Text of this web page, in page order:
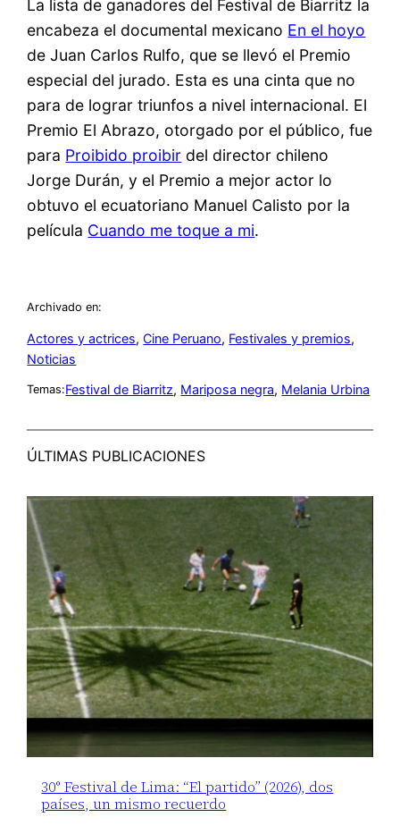
La lista de ganadores del Festival de Biarritz la
encabeza el documental mexicano En el hoyo
de Juan Carlos Rulfo, que se llevó el Premio
especial del jurado. Esta es una cinta que no
para de lograr triunfos a nivel internacional. El
Premio El Abrazo, otorgado por el público, fue
para Proibido proibir del director chileno
Jorge Durán, y el Premio a mejor actor lo
obtuvo el ecuatoriano Manuel Calisto por la
película Cuando me toque a mi.
Archivado en:
Actores y actrices, Cine Peruano, Festivales y premios
Noticias
Temas:Festival de Biarritz, Mariposa negra, Melania Urbina
ÚLTIMAS PUBLICACIONES
30° Festival de Lima: “El partido” (2026), dos
países, un mismo recuerdo